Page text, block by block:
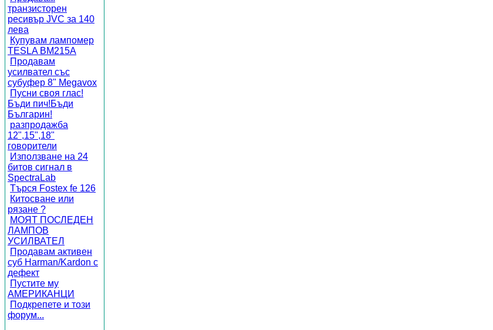
транзисторен
ресивър JVC за 140
лева
Купувам лампомер
TESLA BM215A
Продавам
усилвател със
субуфер 8" Megavox
Пусни своя глас!
Бъди пич!Бъди
Българин!
разпродажба
12",15",18"
говорители
Използване на 24
битов сигнал в
SpectraLab
Търся Fostex fe 126
Китосване или
рязане ?
МОЯТ ПОСЛЕДЕН
ЛАМПОВ
УСИЛВАТЕЛ
Продавам активен
суб Harman/Kardon с
дефект
Пустите му
АМЕРИКАНЦИ
Подкрепете и този
форум...